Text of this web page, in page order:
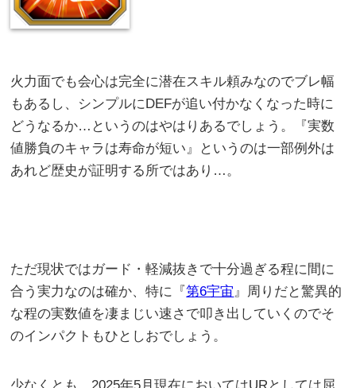
火力面でも会心は完全に潜在スキル頼みなのでブレ幅
もあるし、シンプルにDEFが追い付かなくなった時に
どうなるか…というのはやはりあるでしょう。『実数
値勝負のキャラは寿命が短い』というのは一部例外は
あれど歴史が証明する所ではあり…。
ただ現状ではガード・軽減抜きで十分過ぎる程に間に
合う実力なのは確か、特に『第6宇宙 』周りだと驚異的
な程の実数値を凄まじい速さで叩き出していくのでそ
のインパクトもひとしおでしょう。
少なくとも、2025年5月現在においてはURとしては屈